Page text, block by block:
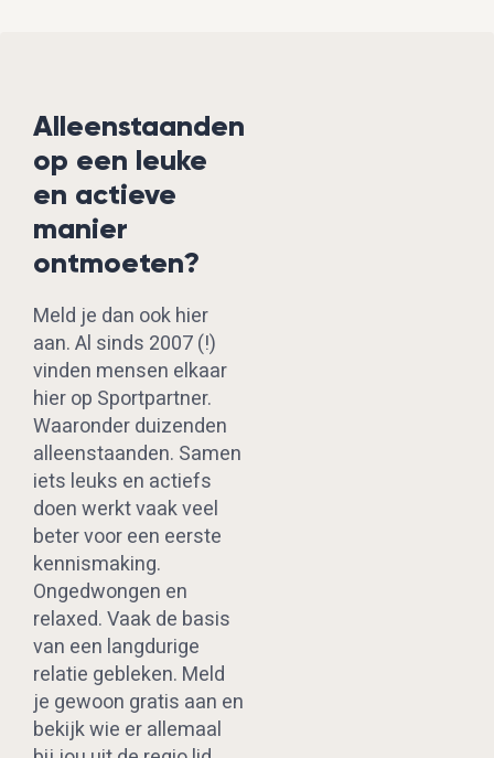
Alleenstaanden
op een leuke
en actieve
manier
ontmoeten?
Meld je dan ook hier
aan. Al sinds 2007 (!)
vinden mensen elkaar
hier op Sportpartner.
Waaronder duizenden
alleenstaanden. Samen
iets leuks en actiefs
doen werkt vaak veel
beter voor een eerste
kennismaking.
Ongedwongen en
relaxed. Vaak de basis
van een langdurige
relatie gebleken. Meld
je gewoon gratis aan en
bekijk wie er allemaal